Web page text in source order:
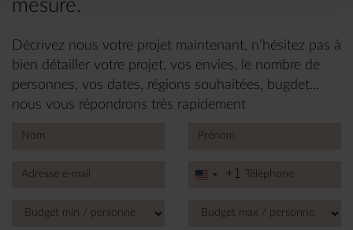
mesure.
Décrivez nous votre projet maintenant, n’hésitez pas à
bien détailler votre projet, vos envies, le nombre de
personnes, vos dates, régions souhaitées, bugdet...
nous vous répondrons très rapidement
United
+1
+1